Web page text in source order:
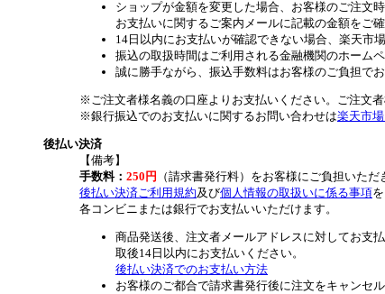
ショップが金額を変更した場合、お客様のご注文
お支払いに関するご案内メールに記載の金額をご
14日以内にお支払いが確認できない場合、楽天市
振込の取扱時間はご利用される金融機関のホーム
誠に勝手ながら、振込手数料はお客様のご負担でお
※ご注文者様名義の口座よりお支払いください。ご注文
※銀行振込でのお支払いに関するお問い合わせは楽天市
後払い決済
【備考】
手数料： 250円
（請求書発行料）をお客様にご負担いただ
後払い決済ご利用規約及び個人情報の取扱いに係る事項
各コンビニまたは銀行でお支払いいただけます。
商品発送後、注文者メールアドレスに対してお支
取後14日以内にお支払いください。
後払い決済でのお支払い方法
お客様のご都合で請求書発行後に注文をキャンセ